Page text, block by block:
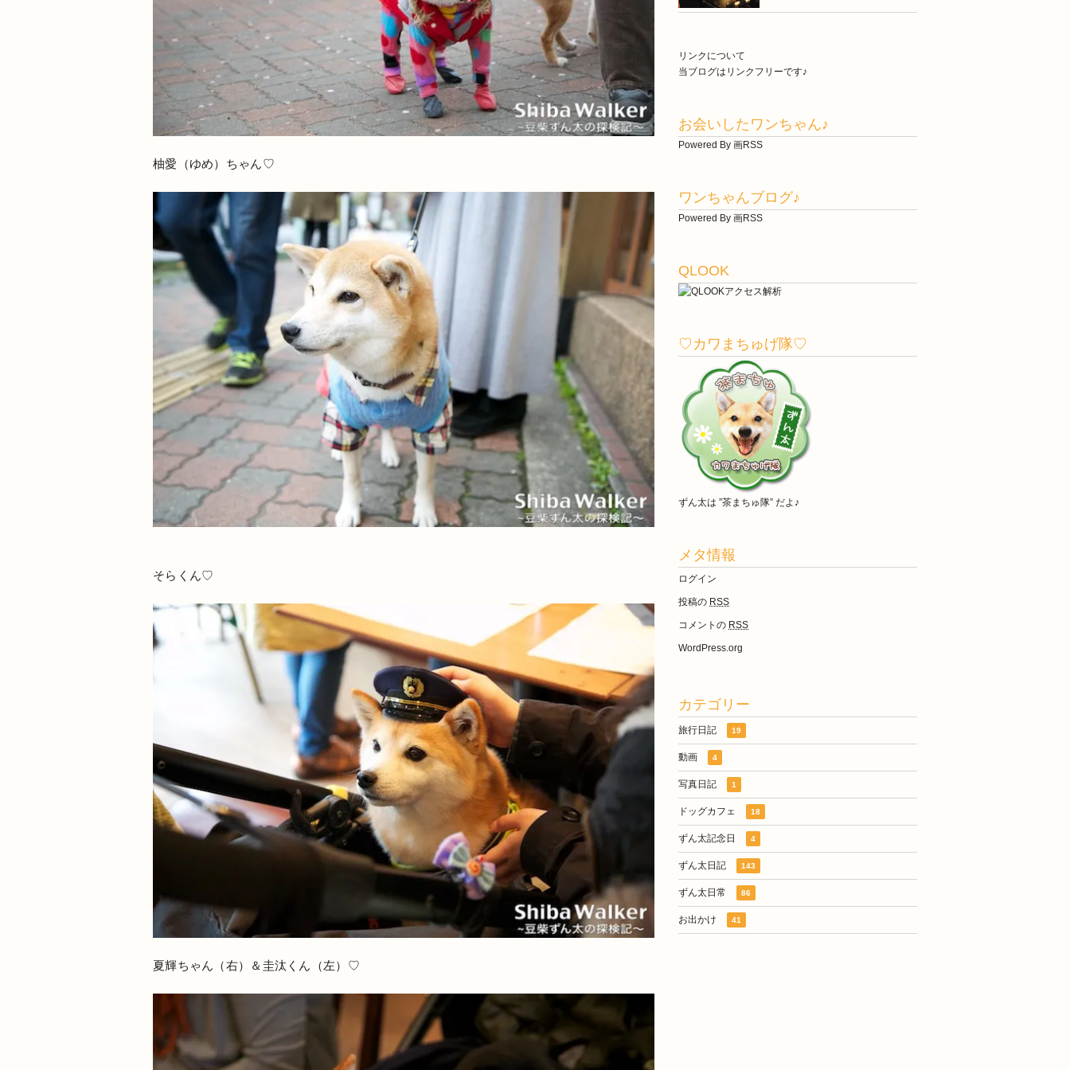
柚愛（ゆめ）ちゃん♡
そらくん♡
夏輝ちゃん（右）＆圭汰くん（左）♡
リンクについて
当ブログはリンクフリーです♪
お会いしたワンちゃん♪
Powered By 画RSS
ワンちゃんブログ♪
Powered By 画RSS
QLOOK
♡カワまちゅげ隊♡
ずん太は ”茶まちゅ隊” だよ♪
メタ情報
ログイン
投稿の RSS
コメントの RSS
WordPress.org
カテゴリー
旅行日記 19
動画 4
写真日記 1
ドッグカフェ 18
ずん太記念日 4
ずん太日記 143
ずん太日常 86
お出かけ 41